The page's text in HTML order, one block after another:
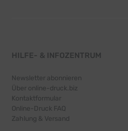
HILFE- & INFOZENTRUM
Newsletter abonnieren
Über online-druck.biz
Kontaktformular
Online-Druck FAQ
Zahlung & Versand